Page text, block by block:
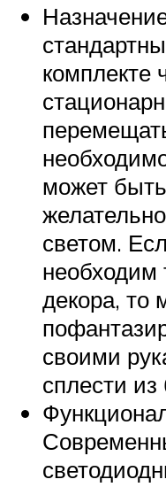
комплекте
может
светом.
необходим
декора, то
своими
сплести